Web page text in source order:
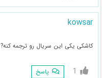
kowsar
کاشکی یکی این سریال رو ترجمه کنه?
1 پاسخ